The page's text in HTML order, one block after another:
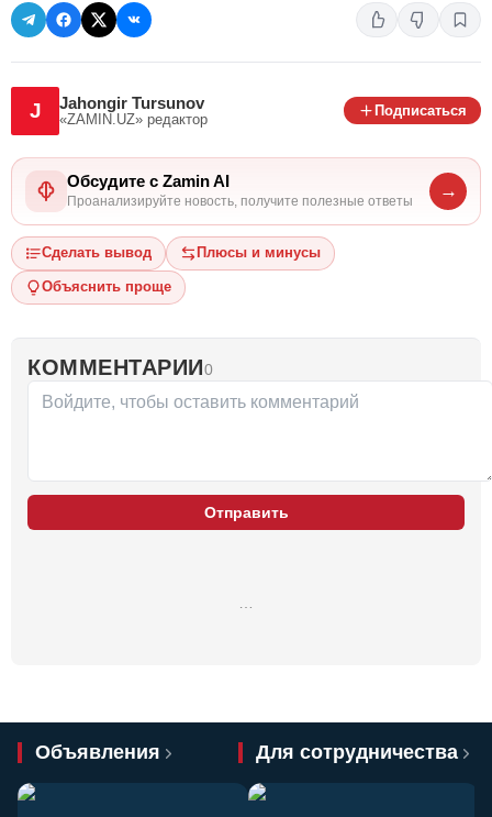
J Jahongir Tursunov
«ZAMIN.UZ» редактор
Подписаться
Обсудите с Zamin AI
Проанализируйте новость, получите полезные ответы
→
Сделать вывод Плюсы и минусы
Объяснить проще
КОММЕНТАРИИ0
Отправить
Объявления Для сотрудничества